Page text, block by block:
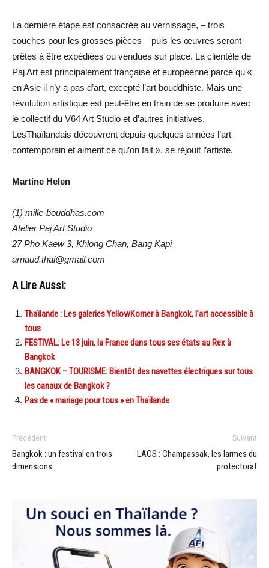
La dernière étape est consacrée au vernissage, – trois
couches pour les grosses pièces – puis les œuvres seront
prêtes à être expédiées ou vendues sur place. La clientèle de
Paj Art est principalement française et européenne parce qu’«
en Asie il n’y a pas d’art, excepté l’art bouddhiste. Mais une
révolution artistique est peut-être en train de se produire avec
le collectif du V64 Art Studio et d’autres initiatives.
LesThaïlandais découvrent depuis quelques années l’art
contemporain et aiment ce qu’on fait », se réjouit l’artiste.
Martine Helen
(1) mille-bouddhas.com
Atelier Paj’Art Studio
27 Pho Kaew 3, Khlong Chan, Bang Kapi
arnaud.thai@gmail.com
A Lire Aussi:
Thaïlande : Les galeries YellowKorner à Bangkok, l’art accessible à
tous
FESTIVAL: Le 13 juin, la France dans tous ses états au Rex à
Bangkok
BANGKOK – TOURISME: Bientôt des navettes électriques sur tous
les canaux de Bangkok ?
Pas de « mariage pour tous » en Thaïlande
Précédent
Bangkok : un festival en trois
dimensions
Suivant
LAOS : Champassak, les larmes du
protectorat